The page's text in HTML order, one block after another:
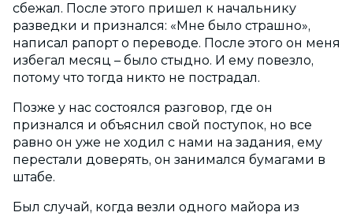
сбежал. После этого пришел к начальнику
разведки и признался: «Мне было страшно»,
написал рапорт о переводе. После этого он меня
избегал месяц – было стыдно. И ему повезло,
потому что тогда никто не пострадал.
Позже у нас состоялся разговор, где он
признался и объяснил свой поступок, но все
равно он уже не ходил с нами на задания, ему
перестали доверять, он занимался бумагами в
штабе.
Был случай, когда везли одного майора из